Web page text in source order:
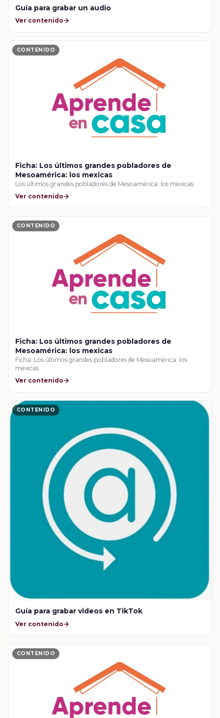
Guía para grabar un audio
Ver contenido
CONTENIDO
Ficha: Los últimos grandes pobladores de
Mesoamérica: los mexicas
Los últimos grandes pobladores de Mesoamérica: los mexicas
Ver contenido
CONTENIDO
Ficha: Los últimos grandes pobladores de
Mesoamérica: los mexicas
Ficha: Los últimos grandes pobladores de Mesoamérica: los
mexicas
Ver contenido
CONTENIDO
Guía para grabar videos en TikTok
Ver contenido
CONTENIDO